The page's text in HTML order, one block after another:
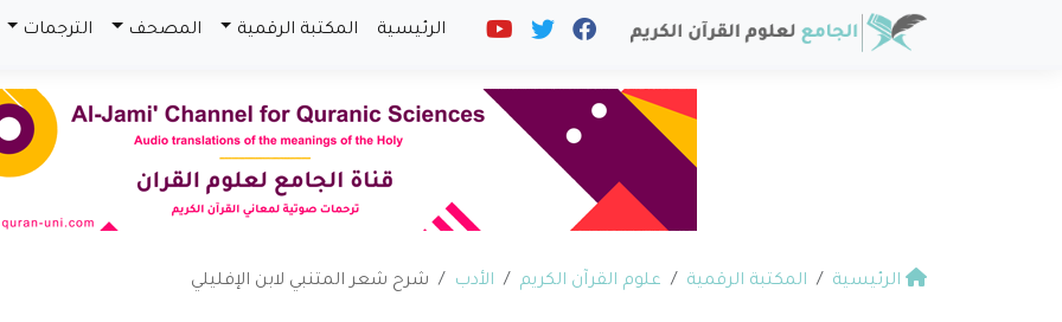
الرئيسية المكتبة الرقمية المصحف الترجمات
الرئيسية المكتبة الرقمية علوم القرآن الكريم الأدب شرح شعر المتنبي لابن الإفليلي